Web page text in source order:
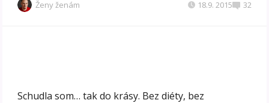
Ženy ženám 18.9. 2015 32
Schudla som… tak do krásy. Bez diéty, bez